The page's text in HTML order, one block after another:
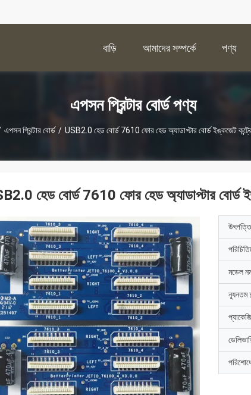
বাড়ি আমাদের সম্পর্কে পণ্য
এপসন প্রিন্টার বোর্ড পণ্য
এপসন প্রিন্টার বোর্ড / USB2.0 হেড বোর্ড 7610 ফোর হেড অ্যাডাপ্টার বোর্ড ইঙ্কজেট
হেড বোর্ড 7610 ফোর হেড অ্যাডাপ্টার বোর্ড
মডেল
ন্যূনতম